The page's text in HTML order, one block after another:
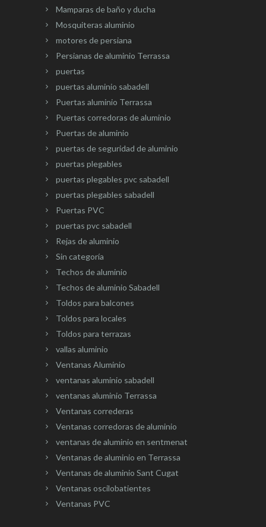
Mamparas de baño y ducha
Mosquiteras aluminio
motores de persiana
Persianas de aluminio Terrassa
puertas
puertas aluminio sabadell
Puertas aluminio Terrassa
Puertas corredoras de aluminio
Puertas de aluminio
puertas de seguridad de aluminio
puertas plegables
puertas plegables pvc sabadell
puertas plegables sabadell
Puertas PVC
puertas pvc sabadell
Rejas de aluminio
Sin categoría
Techos de aluminio
Techos de aluminio Sabadell
Toldos para balcones
Toldos para locales
Toldos para terrazas
vallas aluminio
Ventanas Aluminio
ventanas aluminio sabadell
ventanas aluminio Terrassa
Ventanas correderas
Ventanas corredoras de aluminio
ventanas de aluminio en sentmenat
Ventanas de aluminio en Terrassa
Ventanas de aluminio Sant Cugat
Ventanas oscilobatientes
Ventanas PVC